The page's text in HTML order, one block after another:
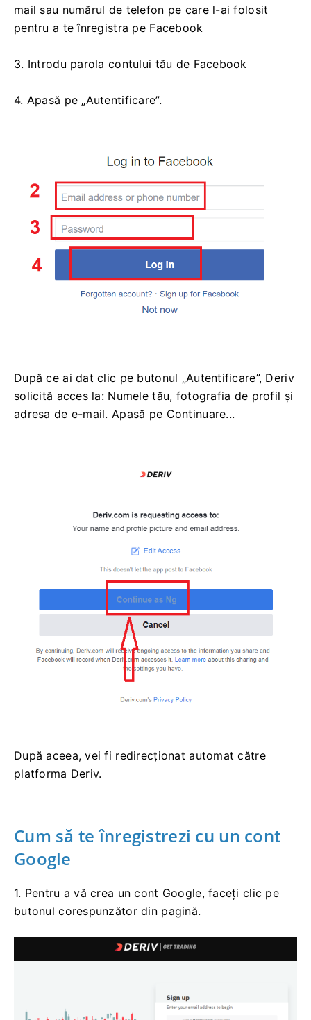
mail sau numărul de telefon pe care l-ai folosit
pentru a te înregistra pe Facebook
3. Introdu parola contului tău de Facebook
4. Apasă pe „Autentificare”.
După ce ai dat clic pe butonul „Autentificare”, Deriv
solicită acces la: Numele tău, fotografia de profil și
adresa de e-mail. Apasă pe Continuare...
După aceea, vei fi redirecționat automat către
platforma Deriv.
Cum să te înregistrezi cu un cont
Google
1. Pentru a vă crea un cont Google, faceți clic pe
butonul corespunzător din pagină.